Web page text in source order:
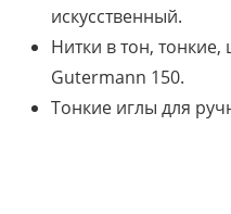
искусственный.
Нитки в тон,
Gutermann 150.
Тонкие иглы для